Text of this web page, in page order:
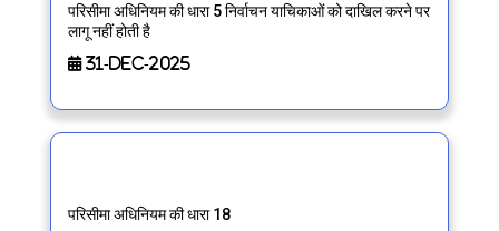
परिसीमा अधिनियम की धारा 5 निर्वाचन याचिकाओं को दाखिल करने पर
लागू नहीं होती है
31-Dec-2025
परिसीमा अधिनियम की धारा 18